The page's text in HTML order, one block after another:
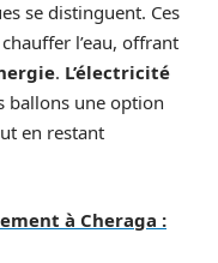
se distinguent. Ces
l’eau, offrant
. L’électricité
ballons une option
en restant
à Cheraga :